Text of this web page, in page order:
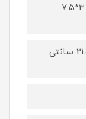
ابعاد قطعه (ارتفاع*عرض*طول) 9.5*3.5*7.5
ابعاد جعبه (ارتفاع*عرض*طول) 8*11*21.5 سانتی